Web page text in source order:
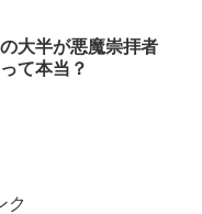
大半が悪魔崇拝者
て本当？
ク